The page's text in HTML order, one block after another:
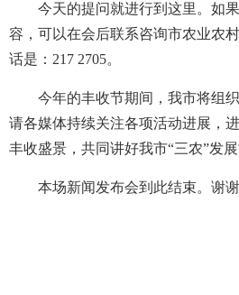
今天的提问就进行到这里。如果
容，可以在会后联系咨询市农业农
话是：217 2705。
今年的丰收节期间，我市将组织
请各媒体持续关注各项活动进展，
丰收盛景，共同讲好我市“三农”发展
本场新闻发布会到此结束。谢谢